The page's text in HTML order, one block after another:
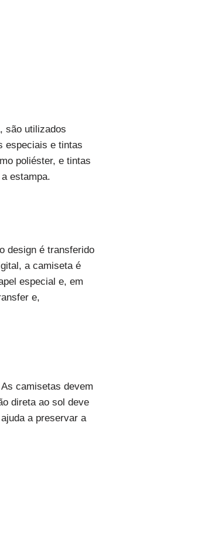
são utilizados
especiais e tintas
poliéster, e tintas
estampa.
design é transferido
a camiseta é
especial e, em
e,
camisetas devem
direta ao sol deve
a preservar a